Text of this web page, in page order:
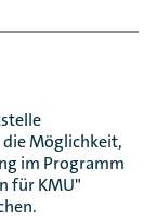
Möglichkeit,
im Programm
für KMU"